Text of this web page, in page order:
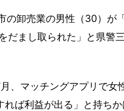
卸売業の男性（30）が
だまし取られた」と県警
、マッチングアプリで女
ば利益が出る」と持ち